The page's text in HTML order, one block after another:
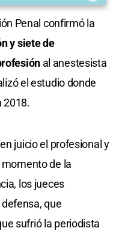
Penal confirmó la
y siete de
al anestesista
el estudio donde
2018.
juicio el profesional y
de la
los jueces
que
sufrió la periodista